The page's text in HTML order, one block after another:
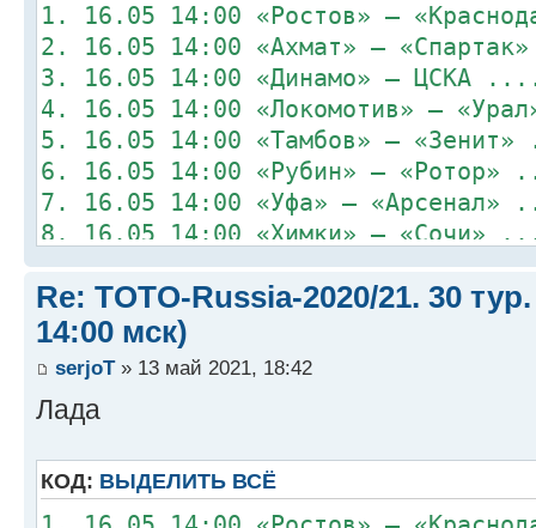
1. 16.05 14:00 «Ростов» –
2. 16.05 14:00 «Ахмат» –
3. 16.05 14:00 «Динамо» –
4. 16.05 14:00 «Локомотив» –
5. 16.05 14:00 «Тамбов» –
6. 16.05 14:00 «Рубин» –
7. 16.05 14:00 «Уфа» –
8. 16.05 14:00 «Химки» –
Re: TOTO-Russia-2020/21. 30
14:00 мск)
serjoT» 13 май 2021, 18:42
Лада
КОД: ВЫДЕЛИТЬ ВСЁ